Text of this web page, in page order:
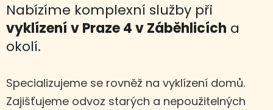
Nabízíme komplexní služby při
vyklízení v Praze 4 v Záběhlicích a
okolí.
Specializujeme se rovněž na vyklízení domů.
Zajišťujeme odvoz starých a nepoužitelných